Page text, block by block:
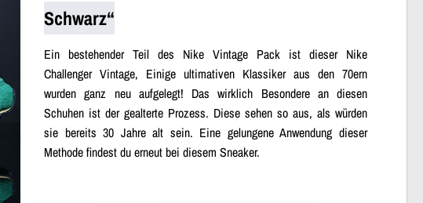
Schwarz“
Ein bestehender Teil des Nike Vintage Pack ist dieser Nike
Challenger Vintage, Einige ultimativen Klassiker aus den 70ern
wurden ganz neu aufgelegt! Das wirklich Besondere an diesen
Schuhen ist der gealterte Prozess. Diese sehen so aus, als würden
sie bereits 30 Jahre alt sein. Eine gelungene Anwendung dieser
Methode findest du erneut bei diesem Sneaker.